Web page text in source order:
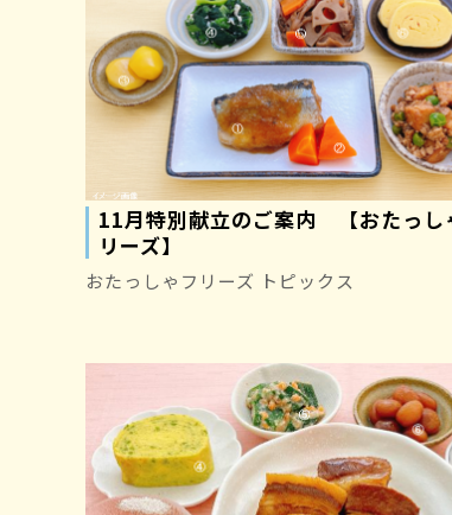
11月特別献立のご案内 【おたっし
リーズ】
おたっしゃフリーズ トピックス